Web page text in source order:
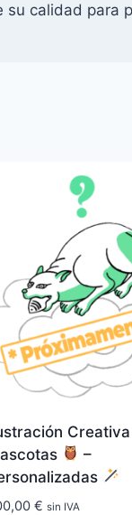
calidad para
Creativa
–
€ sin IVA